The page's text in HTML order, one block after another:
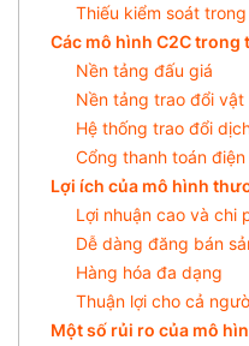
Thiếu kiểm soát
Các mô hình C2C
Nền tảng đấu giá
Nền tảng trao đổi vật
Hệ thống trao đổi
Cổng thanh toán
Lợi ích của mô hình
Lợi nhuận cao và chi
Dễ dàng đăng bán
Hàng hóa đa dạng
Thuận lợi cho cả
Một số rủi ro của mô